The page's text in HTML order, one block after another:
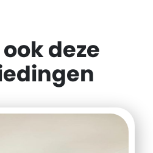
deze